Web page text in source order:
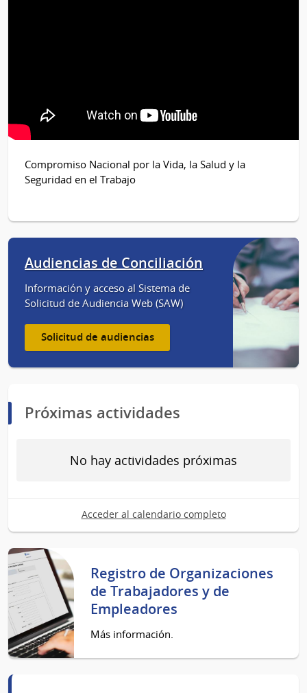
Compromiso Nacional por la Vida, la Salud y la
Seguridad en el Trabajo
Audiencias de Conciliación
Información y acceso al Sistema de
Solicitud de Audiencia Web (SAW)
Solicitud de audiencias
Próximas actividades
No hay actividades próximas
Acceder al calendario completo
Registro de Organizaciones
de Trabajadores y de
Empleadores
Más información.